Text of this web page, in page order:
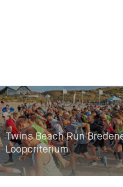
Twins Beach Run
Loopcriterium